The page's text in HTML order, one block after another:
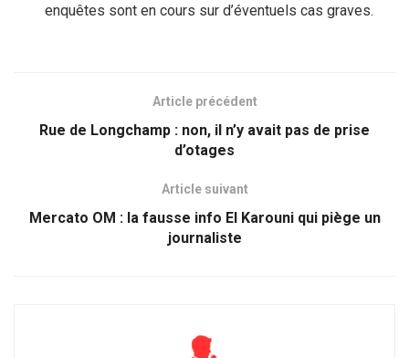
enquêtes sont en cours sur d’éventuels cas graves.
Article précédent
Rue de Longchamp : non, il n’y avait pas de prise
d’otages
Article suivant
Mercato OM : la fausse info El Karouni qui piège un
journaliste